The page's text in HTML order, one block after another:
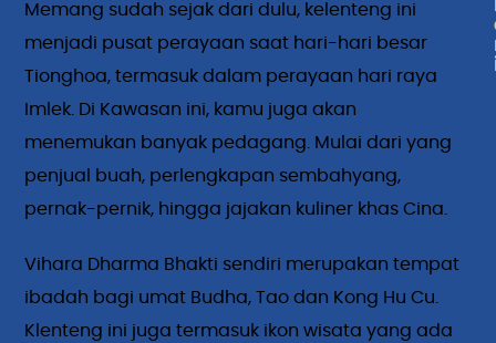
Memang sudah sejak dari dulu, kelenteng ini
menjadi pusat perayaan saat hari-hari besar
Tionghoa, termasuk dalam perayaan hari raya
Imlek. Di Kawasan ini, kamu juga akan
menemukan banyak pedagang. Mulai dari yang
penjual buah, perlengkapan sembahyang,
pernak-pernik, hingga jajakan kuliner khas Cina.
Vihara Dharma Bhakti sendiri merupakan tempat
ibadah bagi umat Budha, Tao dan Kong Hu Cu.
Klenteng ini juga termasuk ikon wisata yang ada